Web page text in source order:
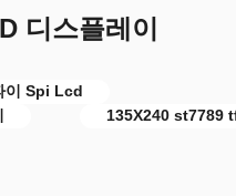
디스플레이
이 Spi Lcd
135X240 st7789